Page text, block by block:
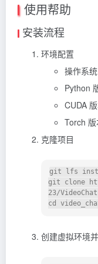
使用帮助
安装流程
环境配置
操作系
Python
CUDA
Torch
克隆项目
git lfs
git clone
23/
创建虚拟环境